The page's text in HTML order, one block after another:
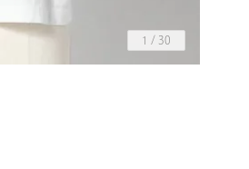
1 / 30